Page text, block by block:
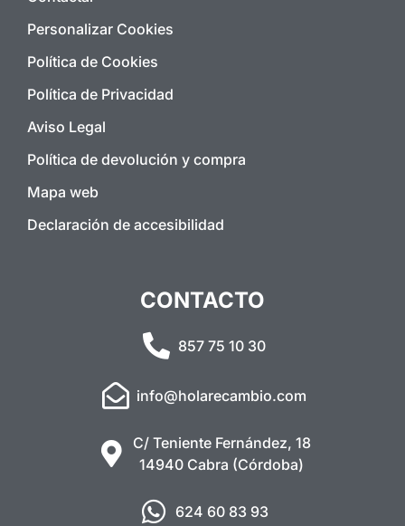
Personalizar Cookies
Política de Cookies
Política de Privacidad
Aviso Legal
Política de devolución y compra
Mapa web
Declaración de accesibilidad
CONTACTO
857 75 10 30
info@holarecambio.com
C/ Teniente Fernández, 18
14940 Cabra (Córdoba)
624 60 83 93